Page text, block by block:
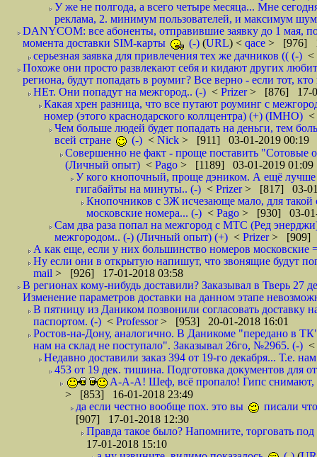
У же не полгода, а всего четыре месяца... Мне
реклама, 2. минимум пользователей, и максимум
DANYCOM: все абоненты, отправившие заявку до 1 мая,
момента доставки SIM-карты
(-) (URL) < qace > [976]
серьезная заявка для привлечения тех же дачников (( (-) <
Похоже они просто развлекают себя и кидают других
региона, будут попадать в роумиг? Все верно - если тот,
НЕт. Они попадут на межгород.. (-) < Prizer> [876] 17-
Какая хрен разница, что все путают роуминг с
номер (этого краснодарского коллцентра) (+) (IMHO) <
Чем больше людей будет попадать на деньги, тем
всей стране
(-) < Nick > [911] 03-01-2019 00:19
Совершенно не факт - проще поставить "Сотовые
(Личный опыт) < Pago > [1189] 03-01-2019 01:09
У кого кнопочный, проще дэником. А ещё лучше
гигабайты на минуты.. (-) < Prizer> [817] 03-
Кнопочников с 3Ж исчезающе мало, для такой
московские номера... (-) < Pago > [930] 03-01-
Сам два раза попал на межгород с МТС (Ред
межгородом.. (-) (Личный опыт) (+) < Prizer> [909]
А как еще, если у них большинство номеров московские
Ну если они в открытую напишут, что звонящие будут
mail > [926] 17-01-2018 03:58
В регионах кому-нибудь доставили? Заказывал в Тверь 27
Изменение параметров доставки на данном этапе
В пятницу из Даником позвонили согласовать доставку
паспортом. (-) < Professor> [953] 20-01-2018 16:01
Ростов-на-Дону, аналогично. В Даникоме "передано в
нам на склад не поступало". Заказывал 26го, №2965. (-) <
Недавно доставили заказ 394 от 19-го декабря... Т.е.
453 от 19 дек. тишина. Подготовка документов для
А-А-А! Шеф, всё пропало! Гипс снимают,
> [853] 16-01-2018 23:49
да если честно вообще пох. это вы
писали
[907] 17-01-2018 12:30
Правда такое было? Напомните, торговать
17-01-2018 15:10